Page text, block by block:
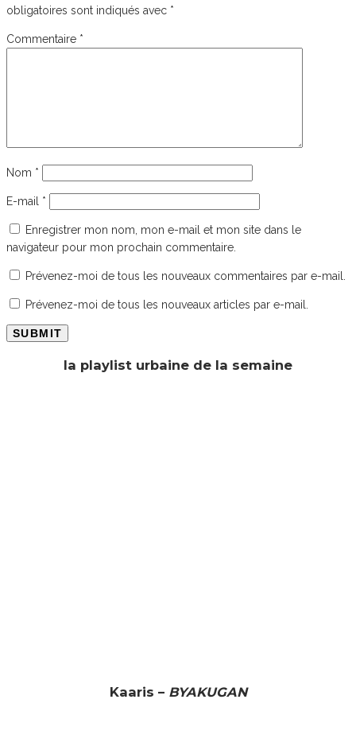
obligatoires sont indiqués avec *
Commentaire *
Nom *
E-mail *
Enregistrer mon nom, mon e-mail et mon site dans le
navigateur pour mon prochain commentaire.
Prévenez-moi de tous les nouveaux commentaires par e-mail.
Prévenez-moi de tous les nouveaux articles par e-mail.
la playlist urbaine de la semaine
Kaaris – BYAKUGAN